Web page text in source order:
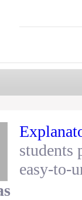
students
easy-to-